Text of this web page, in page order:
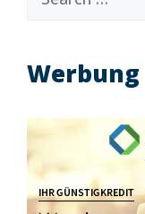
for:
Werbung